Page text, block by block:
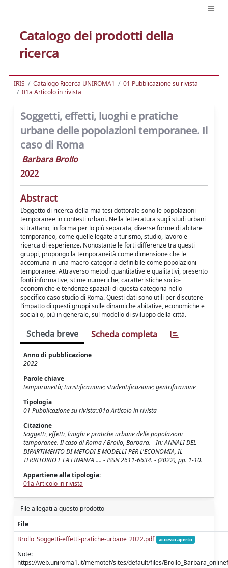
Catalogo dei prodotti della
ricerca
IRIS Catalogo Ricerca UNIROMA1
01 Pubblicazione su rivista
01a Articolo in rivista
Soggetti, effetti, luoghi e pratiche
urbane delle popolazioni temporanee. Il
caso di Roma
Barbara Brollo
2022
Abstract
L’oggetto di ricerca della mia tesi dottorale sono le popolazioni
temporanee in contesti urbani. Nella letteratura sugli studi urbani
si trattano, in forma per lo più separata, diverse forme di abitare
temporaneo, come quelle legate a turismo, studio, lavoro e
ricerca di esperienze. Nonostante le forti differenze tra questi
gruppi, propongo la temporaneità come dimensione che le
accomuna in una macro-categoria definibile come popolazioni
temporanee. Attraverso metodi quantitative e qualitativi, presento
fonti informative, stime numeriche, caratteristiche socio-
economiche e tendenze spaziali di questa categoria nello
specifico caso studio di Roma. Questi dati sono utili per discutere
l’impatto di questi gruppi sulle dinamiche abitative, economiche e
sociali o, più in generale, sul modello di sviluppo della città.
Scheda breve Scheda completa
Anno di pubblicazione
2022
Parole chiave
temporaneità; turistificazione; studentificazione; gentrificazione
Tipologia
01 Pubblicazione su rivista::01a Articolo in rivista
Citazione
Soggetti, effetti, luoghi e pratiche urbane delle popolazioni
temporanee. Il caso di Roma / Brollo, Barbara. - In: ANNALI DEL
DIPARTIMENTO DI METODI E MODELLI PER L'ECONOMIA, IL
TERRITORIO E LA FINANZA .... - ISSN 2611-6634. - (2022), pp. 1-10.
Appartiene alla tipologia:
01a Articolo in rivista
File allegati a questo prodotto
File
Brollo_Soggetti-effetti-pratiche-urbane_2022.pdf
accesso aperto
Note:
https://web.uniroma1.it/memotef/sites/default/files/